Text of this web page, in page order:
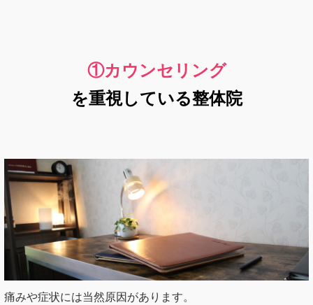
①カウンセリング
を重視している整体院
痛みや症状には当然原因があります。